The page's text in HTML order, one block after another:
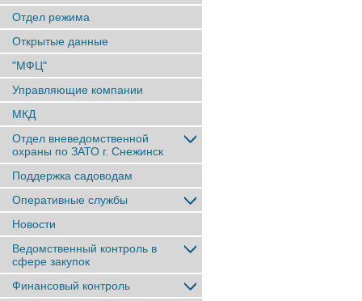
Отдел режима
Открытые данные
"МФЦ"
Управляющие компании
МКД
Отдел вневедомственной
охраны по ЗАТО г. Снежинск
Поддержка садоводам
Оперативные службы
Новости
Ведомственный контроль в
сфере закупок
Финансовый контроль